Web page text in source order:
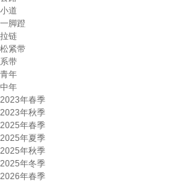
小道
一脚蹬
拉链
松紧带
系带
青年
中年
2023年春季
2023年秋季
2025年春季
2025年夏季
2025年秋季
2025年冬季
2026年春季